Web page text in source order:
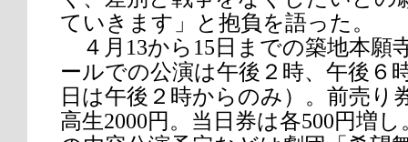
ていきます」と抱負を語った。
４月13から15日までの築地本願
ールでの公演は午後２時、午後６
日は午後２時からのみ）。前売り
高生2000円。当日券は各500円増